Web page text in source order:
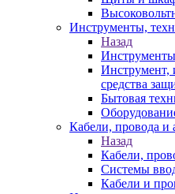
Инструменты,
Назад
Инструмент,
средства
Бытовая
Кабели, провода и
Назад
Кабели,
Системы
Кабели и